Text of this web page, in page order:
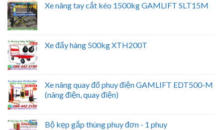
Xe nâng tay cắt kéo 1500kg GAMLIFT SLT15M
Xe đẩy hàng 500kg XTH200T
Xe nâng quay đổ phuy điện GAMLIFT EDT500-M
(nâng điện, quay điện)
Bộ kẹp gắp thùng phuy đơn - 1 phuy